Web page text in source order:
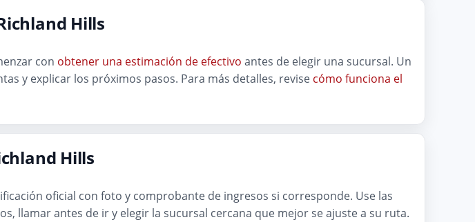
Hills
con obtener una estimación de efectivo antes de elegir una sucursal. Un
y explicar los próximos pasos. Para más detalles, revise cómo funciona el
Hills
oficial con foto y comprobante de ingresos si corresponde. Use las
llamar antes de ir y elegir la sucursal cercana que mejor se ajuste a su ruta.